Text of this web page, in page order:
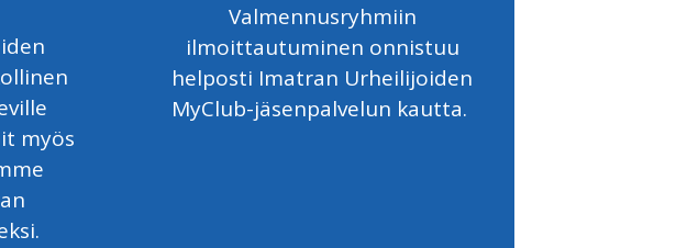
myös
Valmennusryhmiin
ilmoittautuminen onnistuu
helposti Imatran Urheilijoiden
MyClub-jäsenpalvelun kautta.